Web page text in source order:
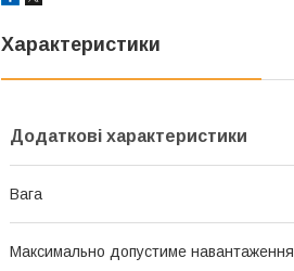
Характеристики
Додаткові характеристики
Вага
Максимально допустиме навантаження